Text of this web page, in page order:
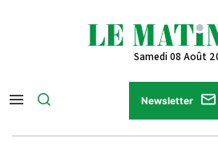
Samedi 08 Août
Newsletter